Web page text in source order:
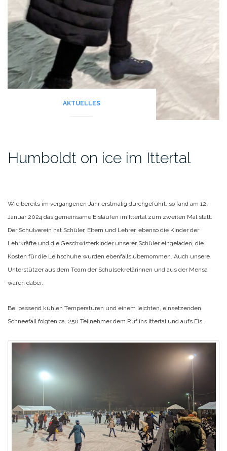
AKTUELLES
Humboldt on ice im Ittertal
Wie bereits im vergangenen Jahr erstmalig durchgeführt, so fand am 12.
Januar 2024 das gemeinsame Eislaufen im Ittertal zum zweiten Mal statt.
Der Schulverein hat Schüler, Eltern und Lehrer, ebenso die Kinder der
Lehrkräfte und die Geschwisterkinder unserer Schüler eingeladen, die
Kosten für die Leihschuhe wurden ebenfalls übernommen. Auch unsere
Unterstützer aus dem Team der Schulsekretärinnen und aus der Mensa
waren dabei.
Bei passend kühlen Temperaturen und einem leichten, einsetzenden
Schneefall folgten ca. 250 Teilnehmer dem Ruf ins Ittertal und aufs Eis.